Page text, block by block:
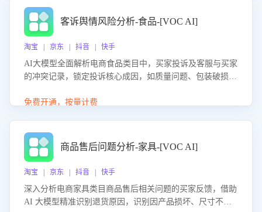
客诉舆情风险分析-食品-[VOC AI]
淘宝 | 京东 | 抖音 | 快手
AI大模型全面解析电商食品类目中，买家投诉及客服与买家
的冲突记录，锁定投诉核心成因，如质量问题、包装破损
置差评防控，提升客户满意度。
免费开通，按量计费
商品售后问题分析-家具-[VOC AI]
淘宝 | 京东 | 抖音 | 快手
深入分析电商家具类目商品售后相关问题的买家反馈，借助
AI 大模型精准识别退货原因，识别因产品损坏、尺寸不符